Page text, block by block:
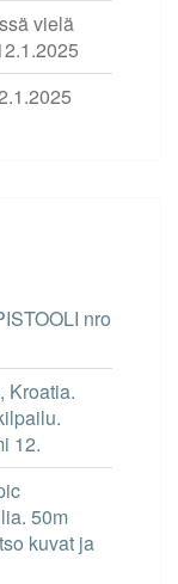
vielä
nro
Kroatia.
12.
50m
kuvat ja